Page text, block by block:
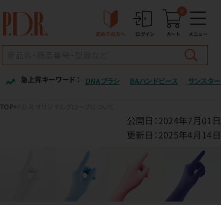
初めての方へ ログイン カート
0
メニュー
急上昇キーワード ： DNAブラシ BAハンドピース サンスター
TOP
公開日：2024年7月01日
更新日：2025年4月14日